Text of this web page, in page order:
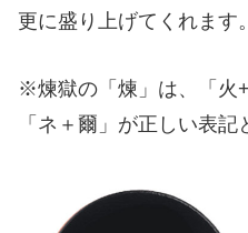
更に盛り上げてくれます。
※煉獄の「煉」は、「火
「ネ＋爾」が正しい表記